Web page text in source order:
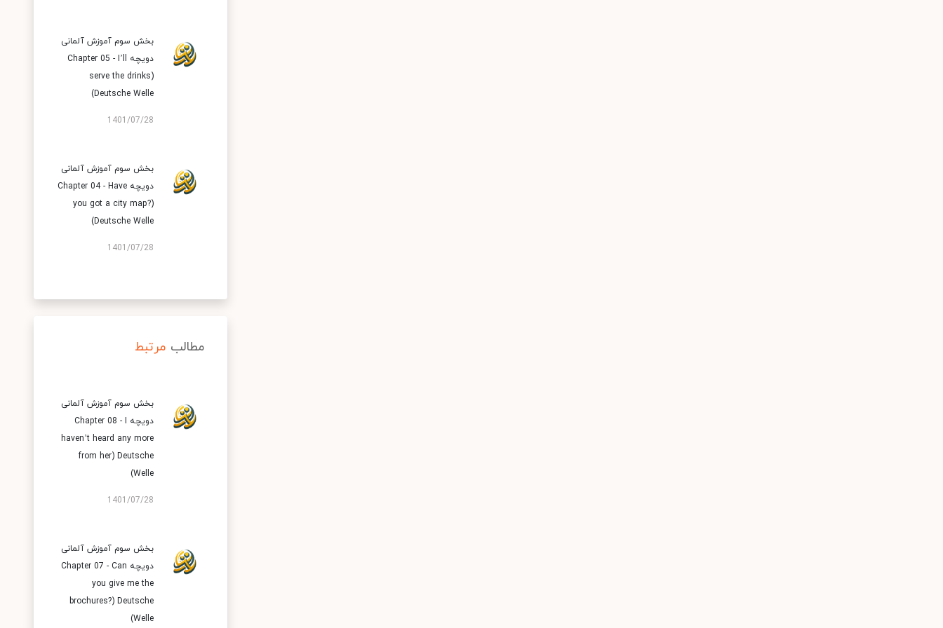
بخش سوم آموزش آلمانی
دویچه Chapter 05 - I’ll
serve the drinks)
Deutsche Welle)
1401/07/28
بخش سوم آموزش آلمانی
دویچه Chapter 04 - Have
you got a city map?)
Deutsche Welle)
1401/07/28
مطالب مرتبط
بخش سوم آموزش آلمانی
دویچه Chapter 08 - I
haven’t heard any more
from her) Deutsche
Welle)
1401/07/28
بخش سوم آموزش آلمانی
دویچه Chapter 07 - Can
you give me the
brochures?) Deutsche
Welle)